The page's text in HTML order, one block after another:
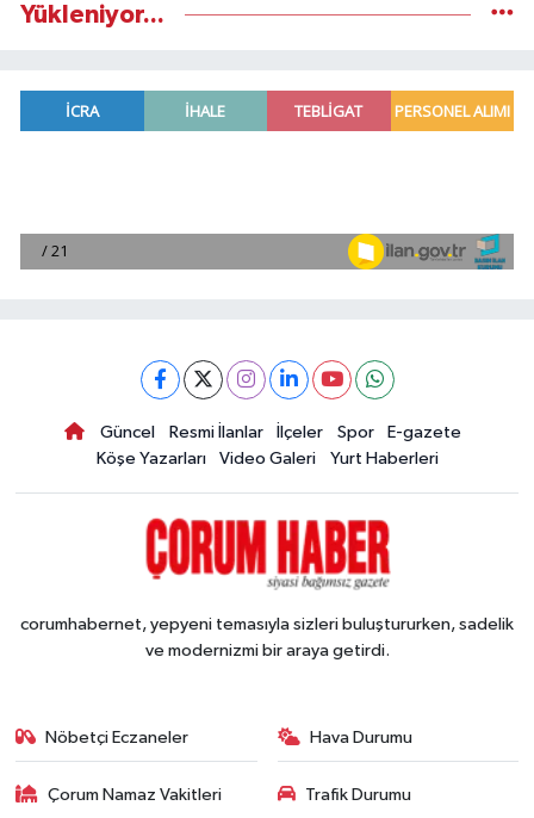
Yükleniyor...
Güncel Resmi İlanlar İlçeler Spor
E-gazete
Köşe Yazarları
Video Galeri Yurt Haberleri
corumhabernet, yepyeni temasıyla sizleri buluştururken, sadelik
ve modernizmi bir araya getirdi.
Nöbetçi Eczaneler Hava Durumu
Çorum Namaz Vakitleri Trafik Durumu